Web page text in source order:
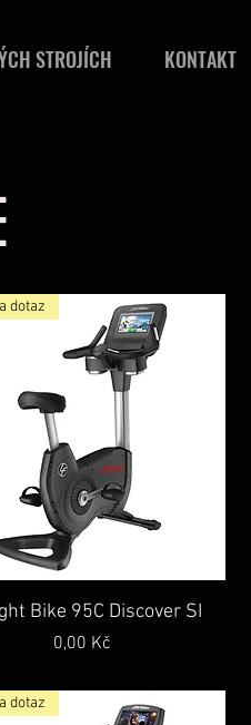
STROJÍCH KONTAKT
Rychlý náhled
dotaz
Bike 95C Discover SI
Cena
0,00 Kč
dotaz